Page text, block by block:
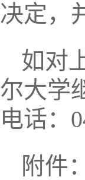
决定，
如对
尔大学
电话：
附件